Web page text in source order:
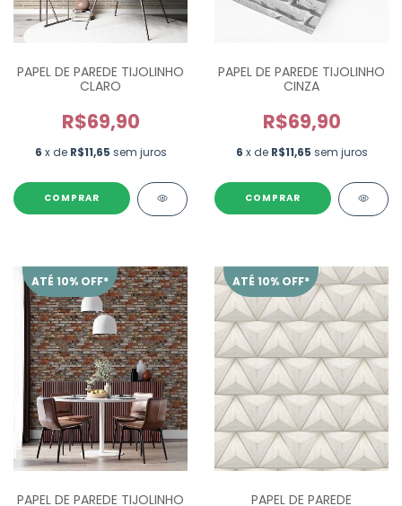
PAPEL DE PAREDE TIJOLINHO
CLARO
R$69,90
6 x de R$11,65 sem juros
PAPEL DE PAREDE TIJOLINHO
CINZA
R$69,90
6 x de R$11,65 sem juros
ATÉ 10% OFF*
PAPEL DE PAREDE TIJOLINHO
ATÉ 10% OFF*
PAPEL DE PAREDE